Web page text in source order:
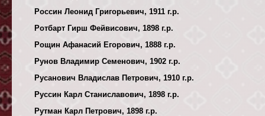
Россин Леонид Григорьевич, 1911 г.р.
Ротбарт Гирш Фейвисович, 1898 г.р.
Рощин Афанасий Егорович, 1888 г.р.
Рунов Владимир Семенович, 1902 г.р.
Русанович Владислав Петрович, 1910 г.р.
Руссин Карл Станиславович, 1898 г.р.
Рутман Карл Петрович, 1898 г.р.